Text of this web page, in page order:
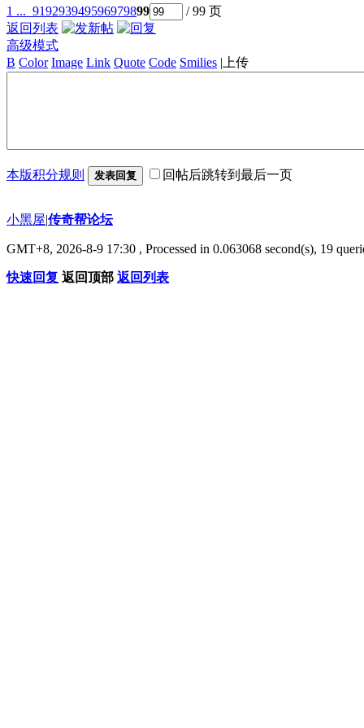
1 ... 919293949596979899
/ 99 页
返回列表
高级模式
B Color Image Link Quote Code Smilies | 上传
本版积分规则 发表回复 回帖后跳转到最后一页
小黑屋|传奇帮论坛
GMT+8, 2026-8-9 17:30 , Processed in 0.063068 second(s), 19
快速回复 返回顶部 返回列表